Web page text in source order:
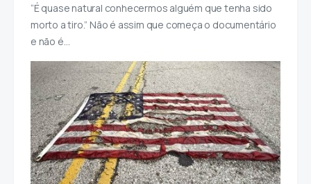
“É quase natural conhecermos alguém que tenha sido
morto a tiro.” Não é assim que começa o documentário
e não é…